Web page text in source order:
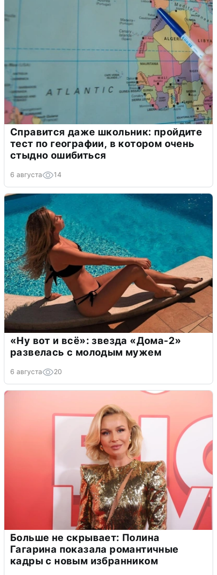
Справится даже школьник: пройдите
тест по географии, в котором очень
стыдно ошибиться
6 августа 14
«Ну вот и всё»: звезда «Дома-2»
развелась с молодым мужем
6 августа 20
Больше не скрывает: Полина
Гагарина показала романтичные
кадры с новым избранником